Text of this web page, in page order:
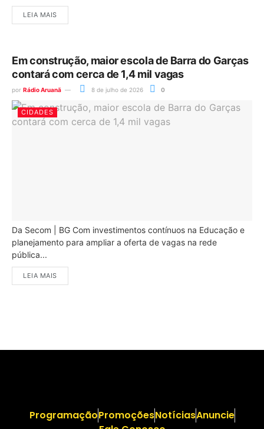
LEIA MAIS
Em construção, maior escola de Barra do Garças
contará com cerca de 1,4 mil vagas
por Rádio Aruanã 8 de julho de 2026 0
CIDADES
Da Secom | BG Com investimentos contínuos na Educação e
planejamento para ampliar a oferta de vagas na rede
pública...
LEIA MAIS
ProgramaçãoPromoçõesNotíciasAnuncie